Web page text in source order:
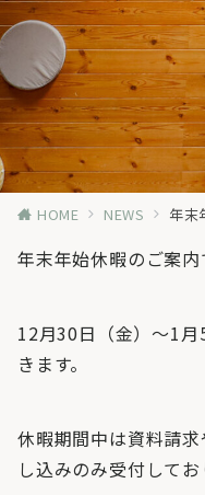
HOME NEWS 年末
年末年始休暇のご案内
12月30日（金）～1
きます。
休暇期間中は資料請
し込みのみ受付してお